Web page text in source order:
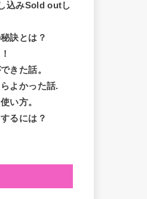
込みSold outし
訣とは？
きた話。
よかった話.
い方。
るには？